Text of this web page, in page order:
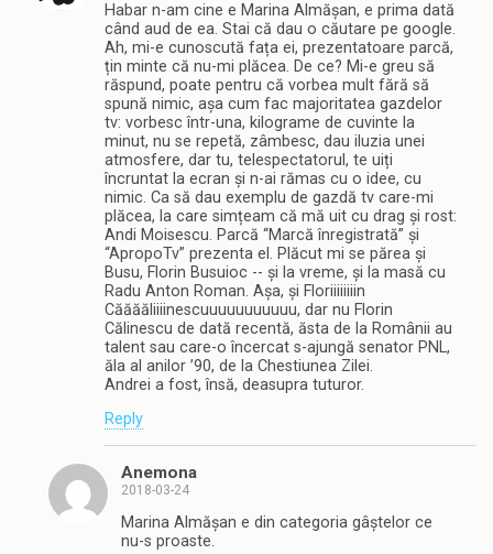
Habar n-am cine e Marina Almășan, e prima dată
când aud de ea. Stai că dau o căutare pe google.
Ah, mi-e cunoscută fața ei, prezentatoare parcă,
țin minte că nu-mi plăcea. De ce? Mi-e greu să
răspund, poate pentru că vorbea mult fără să
spună nimic, așa cum fac majoritatea gazdelor
tv: vorbesc într-una, kilograme de cuvinte la
minut, nu se repetă, zâmbesc, dau iluzia unei
atmosfere, dar tu, telespectatorul, te uiți
încruntat la ecran și n-ai rămas cu o idee, cu
nimic. Ca să dau exemplu de gazdă tv care-mi
plăcea, la care simțeam că mă uit cu drag și rost:
Andi Moisescu. Parcă “Marcă înregistrată” și
“ApropoTv” prezenta el. Plăcut mi se părea și
Busu, Florin Busuioc -- și la vreme, și la masă cu
Radu Anton Roman. Așa, și Floriiiiiiiin
Căăăăliiiinescuuuuuuuuuuu, dar nu Florin
Călinescu de dată recentă, ăsta de la Românii au
talent sau care-o încercat s-ajungă senator PNL,
ăla al anilor ’90, de la Chestiunea Zilei.
Andrei a fost, însă, deasupra tuturor.
Reply
Anemona
2018-03-24
Marina Almășan e din categoria gâștelor ce
nu-s proaste.